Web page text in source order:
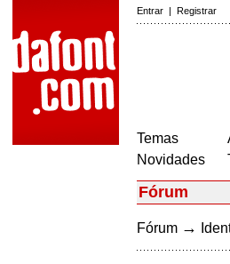
Entrar | Registrar
Temas
Novidades
Fórum
Fórum →